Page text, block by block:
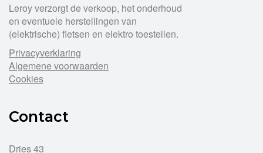
Leroy verzorgt de verkoop, het onderhoud
en eventuele herstellingen van
(elektrische) fietsen en elektro toestellen.
Privacyverklaring
Algemene voorwaarden
Cookies
Contact
Dries 43